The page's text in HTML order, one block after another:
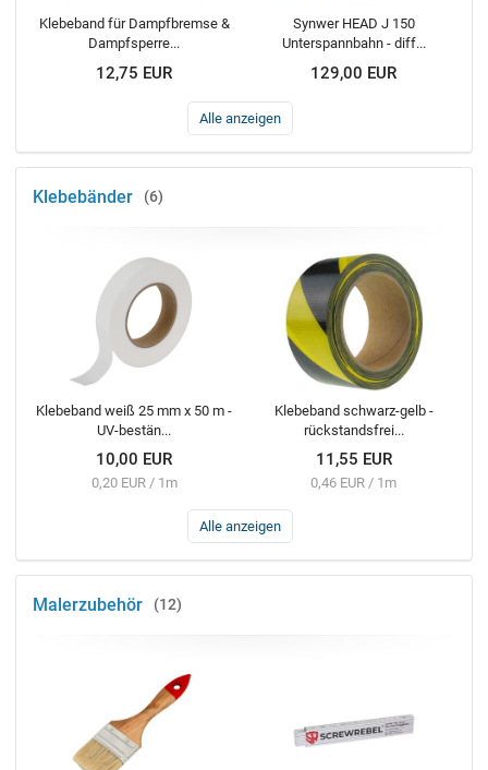
Klebeband für Dampfbremse &
Dampfsperre...
12,75 EUR
Synwer HEAD J 150
Unterspannbahn - diff...
129,00 EUR
Alle anzeigen
Klebebänder 6
Klebeband weiß 25 mm x 50 m -
UV-bestän...
10,00 EUR
0,20 EUR / 1m
Klebeband schwarz-gelb -
rückstandsfrei...
11,55 EUR
0,46 EUR / 1m
Alle anzeigen
Malerzubehör 12